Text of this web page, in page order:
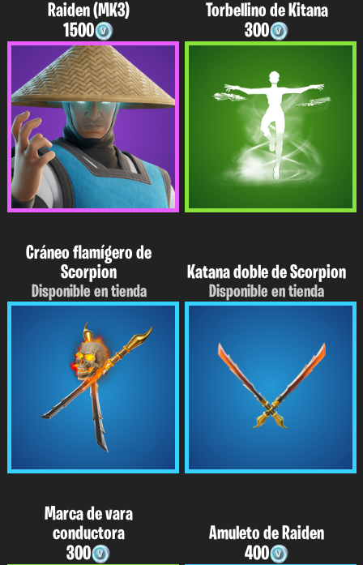
Raiden (MK3)
1500
Torbellino de Kitana
300
Cráneo flamígero de
Scorpion
Disponible en tienda
Katana doble de Scorpion
Disponible en tienda
Marca de vara
conductora
300
Amuleto de Raiden
400